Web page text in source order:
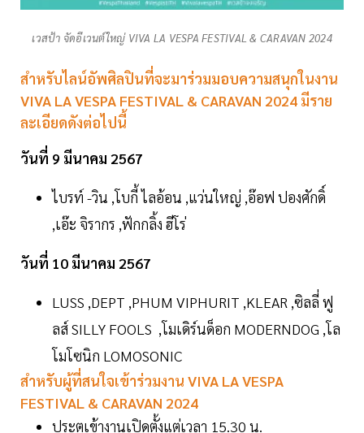
เวสป้า จัดอีเวนต์ใหญ่ VIVA LA VESPA FESTIVAL & CARAVAN 2024
สำหรับไลน์อัพศิลปินที่จะมาร่วมมอบความสนุกในงาน
VIVA LA VESPA FESTIVAL & CARAVAN 2024 มีราย
ละเอียดดังต่อไปนี้
วันที่ 9 มีนาคม 2567
ไบรท์ -วิน ,โบกี้ ไลอ้อน ,แว่นใหญ่ ,อ๊อฟ ปองศักดิ์
,เอ๊ะ จิรากร ,ฟักกลิ้ง ฮีโร่
วันที่ 10 มีนาคม 2567
LUSS ,DEPT ,PHUM VIPHURIT ,KLEAR ,ซิลลี่ ฟู
ลส์ SILLY FOOLS ,โมเดิร์นด็อก MODERNDOG ,โล
โมโซนิก LOMOSONIC
สำหรับผู้ที่สนใจเข้าร่วมงาน VIVA LA VESPA
FESTIVAL & CARAVAN 2024
ประตูเข้างานเปิดตั้งแต่เวลา 15.30 น.